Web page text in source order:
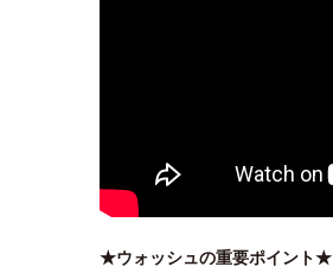
★ウォッシュの重要ポイント★